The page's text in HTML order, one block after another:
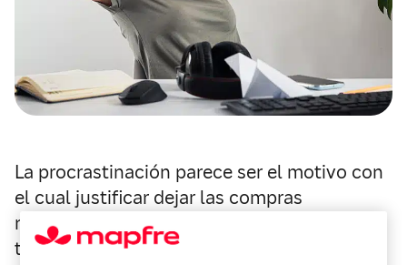
La procrastinación parece ser el motivo con
el cual justificar dejar las compras
navideñas para el último día, no entregar un
trabajo de la universidad a tiempo o pagar